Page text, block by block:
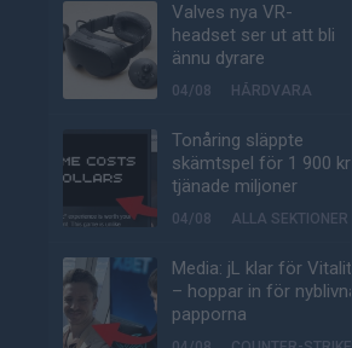
Valves nya VR-
headset ser ut att bli
ännu dyrare
04/08 HÅRDVARA
Tonåring släppte
skämtspel för 1 900 kr
tjänade miljoner
04/08 ALLA SEKTIONER
Media: jL klar för Vitality
– hoppar in för nyblivna
papporna